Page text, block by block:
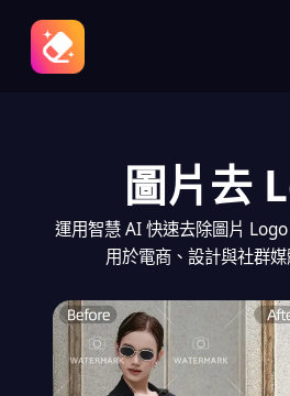
圖片去
運用智慧 AI 快速去除圖片
用於電商、設計與社群